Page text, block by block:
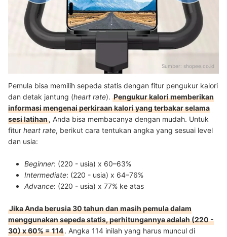
Sumber: shopee.co.id
Pemula bisa memilih sepeda statis dengan fitur pengukur kalori
dan detak jantung (heart rate). Pengukur kalori memberikan
informasi mengenai perkiraan kalori yang terbakar selama
sesi latihan, Anda bisa membacanya dengan mudah. Untuk
fitur heart rate, berikut cara tentukan angka yang sesuai level
dan usia:
Beginner: (220 - usia) x 60–63%
Intermediate: (220 - usia) x 64–76%
Advance: (220 - usia) x 77% ke atas
Jika Anda berusia 30 tahun dan masih pemula dalam
menggunakan sepeda statis, perhitungannya adalah (220 -
30) x 60% = 114. Angka 114 inilah yang harus muncul di